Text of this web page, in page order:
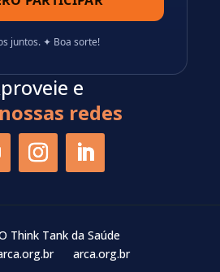
juntos. ✦ Boa sorte!
e
redes
Think Tank da Saúde
arca.org.br